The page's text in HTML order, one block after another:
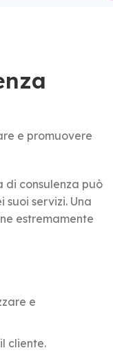
e promuovere
di consulenza può
servizi. Una
estremamente
e
cliente.